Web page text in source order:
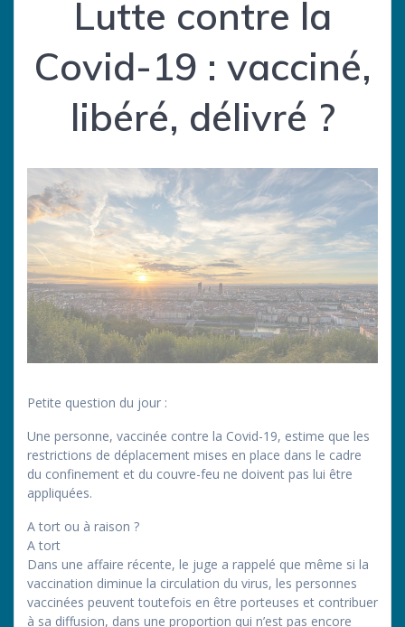
Lutte contre la
Covid-19 : vacciné,
libéré, délivré ?
Petite question du jour :
Une personne, vaccinée contre la Covid-19, estime que les
restrictions de déplacement mises en place dans le cadre
du confinement et du couvre-feu ne doivent pas lui être
appliquées.
A tort ou à raison ?
A tort
Dans une affaire récente, le juge a rappelé que même si la
vaccination diminue la circulation du virus, les personnes
vaccinées peuvent toutefois en être porteuses et contribuer
à sa diffusion, dans une proportion qui n’est pas encore